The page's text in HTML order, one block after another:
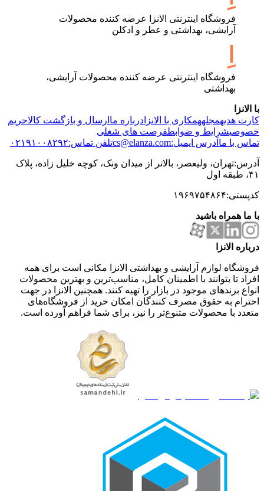
فروشگاه اینترنتی الانزا عرضه کننده محصولات
آرایشی، بهداشتی و عطر و ادکلن
فروشگاه اینترنتی عرضه کننده محصولات آرایشی،
بهداشتی
با الانزا
کارت هدیهمجلههمکاری با الانزا درباره ما ارسال و بازگشت کالاحریم
خصوصیشرایط و ضوابطفرصت های شغلی
تماس با ما آدرس ایمیل:cs@elanza.com تلفن تماس:۰۲۱۹۱۰۰۸۲۹۲
آدرس:تهران، ولیعصر، بالاتر از میدان ونک، کوچه خلیل زاده، پلاک
۴۱، طبقه اول
کدپستی:۱۹۶۹۷۵۴۸۶۴
با ما همراه باشید
درباره الانزا
فروشگاه لوازم آرایشی و بهداشتی الانزا مکانی است برای همه
افراد تا بتوانند با اطمینان کامل، مناسب‌ترین و بهترین محصولات
انواع برندهای موجود در بازار را تهیه کنند. همچنین الانزا در جهت
احترام به حقوق مصرف کنندگان امکان خرید از فروشگاه‌های
متعدد با محصولات متنوع‌تر را نیز، برای شما فراهم آورده است.